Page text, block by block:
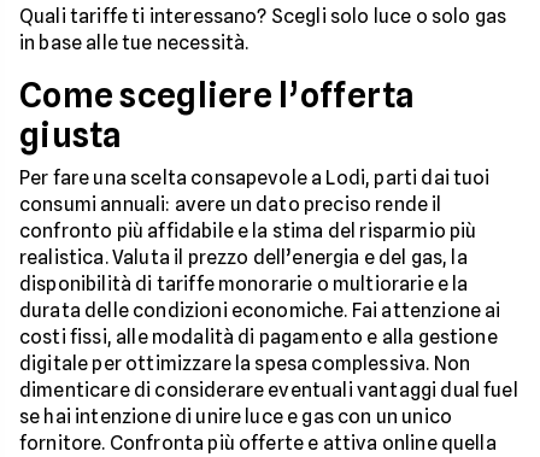
Quali tariffe ti interessano? Scegli solo luce o solo gas
in base alle tue necessità.
Come scegliere l’offerta
giusta
Per fare una scelta consapevole a Lodi, parti dai tuoi
consumi annuali: avere un dato preciso rende il
confronto più affidabile e la stima del risparmio più
realistica. Valuta il prezzo dell’energia e del gas, la
disponibilità di tariffe monorarie o multiorarie e la
durata delle condizioni economiche. Fai attenzione ai
costi fissi, alle modalità di pagamento e alla gestione
digitale per ottimizzare la spesa complessiva. Non
dimenticare di considerare eventuali vantaggi dual fuel
se hai intenzione di unire luce e gas con un unico
fornitore. Confronta più offerte e attiva online quella